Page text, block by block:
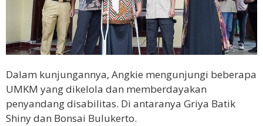
Dalam kunjungannya, Angkie mengunjungi beberapa
UMKM yang dikelola dan memberdayakan
penyandang disabilitas. Di antaranya Griya Batik
Shiny dan Bonsai Bulukerto.